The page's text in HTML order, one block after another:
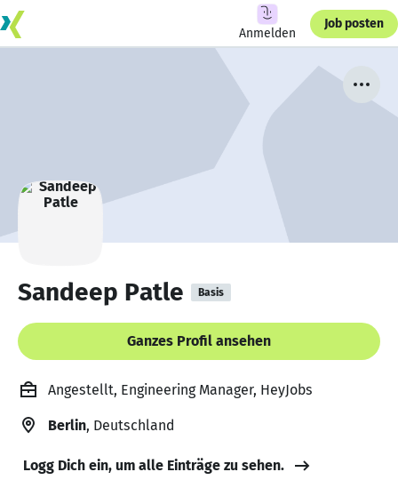
Anmelden
Job posten
Sandeep Patle Basis
Ganzes Profil ansehen
Angestellt, Engineering Manager, HeyJobs
Berlin, Deutschland
Logg Dich ein, um alle Einträge zu sehen.